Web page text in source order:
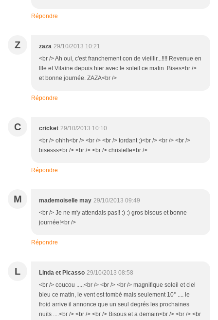
Répondre
Z zaza 29/10/2013 10:21
<br /> Ah oui, c'est franchement con de vieillir...!!!! Revenue en
Ille et Vilaine depuis hier avec le soleil ce matin. Bises<br />
et bonne journée. ZAZA<br />
Répondre
C cricket 29/10/2013 10:10
<br /> ohhh<br /> <br /> <br /> tordant ;)<br /> <br /> <br />
bisesss<br /> <br /> <br /> christelle<br />
Répondre
M mademoiselle may 29/10/2013 09:49
<br /> Je ne m'y attendais pas!! :) :) gros bisous et bonne
journée!<br />
Répondre
L Linda et Picasso 29/10/2013 08:58
<br /> coucou .....<br /> <br /> <br /> magnifique soleil et ciel
bleu ce matin, le vent est tombé mais seulement 10° .... le
froid arrive il annonce que un seul degrés les prochaines
nuits ....<br /> <br /> <br /> Bisous et a demain<br /> <br /> <br